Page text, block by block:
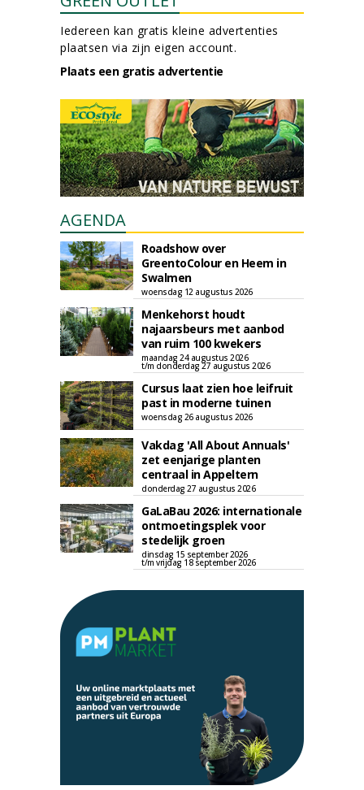
Iedereen kan gratis kleine advertenties
plaatsen via zijn eigen account.
Plaats een gratis advertentie
AGENDA
Roadshow over
GreentoColour en Heem in
Swalmen
woensdag 12 augustus 2026
Menkehorst houdt
najaarsbeurs met aanbod
van ruim 100 kwekers
maandag 24 augustus 2026
t/m donderdag 27 augustus 2026
Cursus laat zien hoe leifruit
past in moderne tuinen
woensdag 26 augustus 2026
Vakdag 'All About Annuals'
zet eenjarige planten
centraal in Appeltern
donderdag 27 augustus 2026
GaLaBau 2026: internationale
ontmoetingsplek voor
stedelijk groen
dinsdag 15 september 2026
t/m vrijdag 18 september 2026